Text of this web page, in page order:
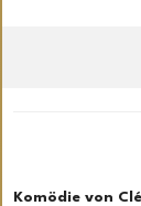
Komödie von